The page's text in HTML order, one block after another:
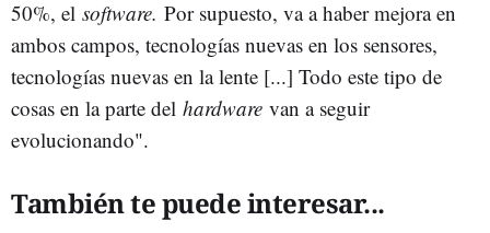
50%, el software. Por supuesto, va a haber mejora en
ambos campos, tecnologías nuevas en los sensores,
tecnologías nuevas en la lente [...] Todo este tipo de
cosas en la parte del hardware van a seguir
evolucionando".
También te puede interesar...